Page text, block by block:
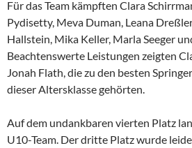
Für das Team kämpften Clara
Pydisetty, Meva Duman, Leana
Hallstein, Mika Keller, Marla Seeger
Beachtenswerte Leistungen zeigten
Jonah Flath, die zu den besten
dieser Altersklasse gehörten.
Auf dem undankbaren vierten Platz
U10-Team. Der dritte Platz wurde